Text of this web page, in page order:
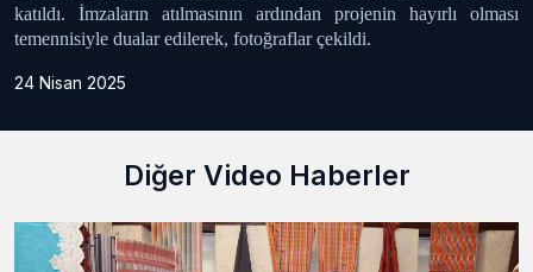
katıldı. İmzaların atılmasının ardından projenin hayırlı olması
temennisiyle dualar edilerek, fotoğraflar çekildi.
24 Nisan 2025
Diğer Video Haberler